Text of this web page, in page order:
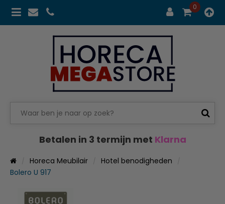
0
Betalen in 3 termijn met Klarna
Horeca Meubilair
Hotel benodigheden
Bolero U 917